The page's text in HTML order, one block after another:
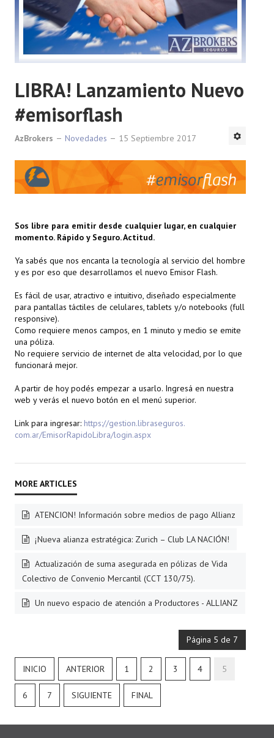
LIBRA! Lanzamiento Nuevo
#emisorflash
AzBrokers Novedades 15 Septiembre 2017
Sos libre para emitir desde cualquier lugar, en cualquier
momento. Rápido y Seguro. Actitud.
Ya sabés que nos encanta la tecnología al servicio del hombre
y es por eso que desarrollamos el nuevo Emisor Flash.
Es fácil de usar, atractivo e intuitivo, diseñado especialmente
para pantallas táctiles de celulares, tablets y/o notebooks (full
responsive).
Como requiere menos campos, en 1 minuto y medio se emite
una póliza.
No requiere servicio de internet de alta velocidad, por lo que
funcionará mejor.
A partir de hoy podés empezar a usarlo. Ingresá en nuestra
web y verás el nuevo botón en el menú superior.
Link para ingresar: https://gestion.libraseguros.
com.ar/EmisorRapidoLibra/login.aspx
ATENCION! Información sobre medios de pago Allianz
¡Nueva alianza estratégica: Zurich – Club LA NACIÓN!
Actualización de suma asegurada en pólizas de Vida
Colectivo de Convenio Mercantil (CCT 130/75).
Un nuevo espacio de atención a Productores - ALLIANZ
Página 5 de 7
INICIO ANTERIOR 1 2 3 4 5
6 7 SIGUIENTE FINAL